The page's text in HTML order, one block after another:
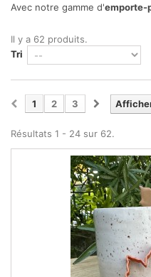
Avec notre gamme d'emporte-
Il y a 62 produits.
Tri
1 2 3
Résultats 1 - 24 sur 62.